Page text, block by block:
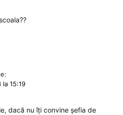
15:19
dacă nu îți convine șefia de